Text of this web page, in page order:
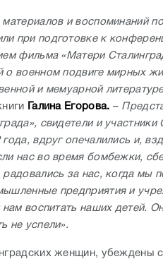
и воспоминаний
при подготовке к
фильма «Матери
о военном подвиге мирных
и мемуарной
Галина Егорова. –
свидетели и
года, вдруг опечалились и,
нас во время бомбежки,
радовались за нас, когда мы
предприятия и
нам воспитать наших детей.
не успели».
женщин, убеждены